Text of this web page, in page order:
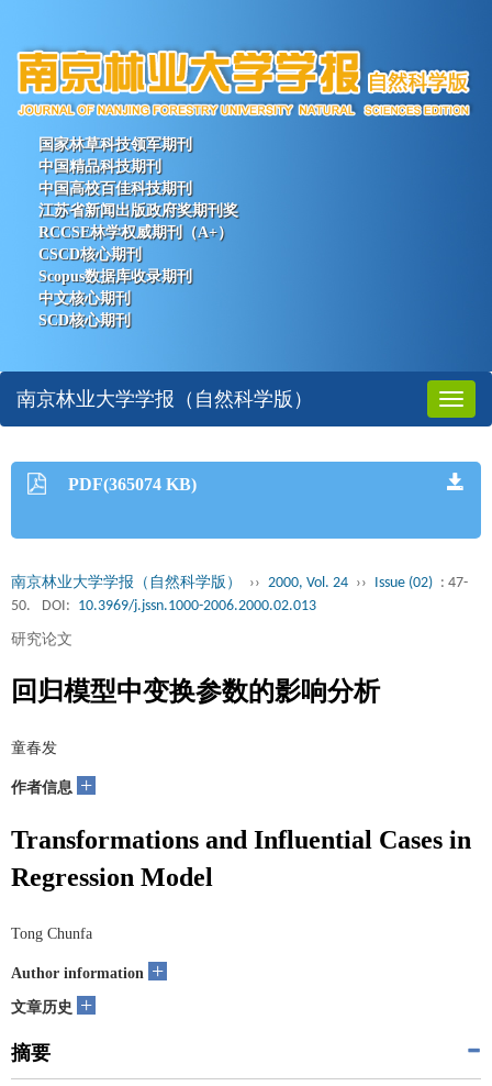
国家林草科技领军期刊
中国精品科技期刊
中国高校百佳科技期刊
江苏省新闻出版政府奖期刊奖
RCCSE林学权威期刊（A+）
CSCD核心期刊
Scopus数据库收录期刊
中文核心期刊
SCD核心期刊
Toggle
南京林业大学学报（自然科学版）
PDF(365074 KB)
南京林业大学学报（自然科学版） ›› 2000, Vol. 24 ›› Issue (02) : 47-
50.
DOI: 10.3969/j.jssn.1000-2006.2000.02.013
研究论文
回归模型中变换参数的影响分析
童春发
作者信息 +
Transformations and Influential Cases in
Regression Model
Tong Chunfa
Author information +
文章历史 +
摘要